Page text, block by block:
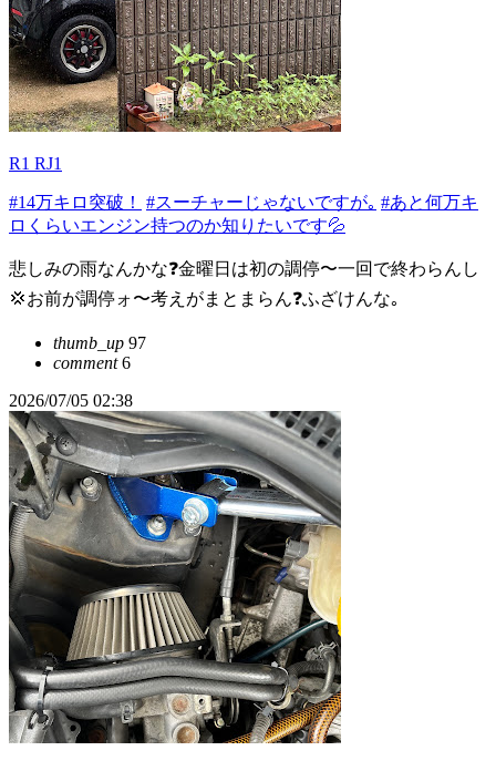
R1 RJ1
#14万キロ突破！ #スーチャーじゃないですが｡ #あと何万キ
ロくらいエンジン持つのか知りたいです💦
悲しみの雨なんかな❓金曜日は初の調停〜一回で終わらんし
💢お前が調停ォ〜考えがまとまらん❓ふざけんな｡
thumb_up 97
comment6
2026/07/05 02:38